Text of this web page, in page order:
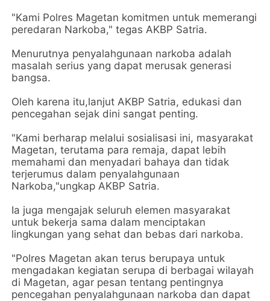
"Kami Polres Magetan komitmen untuk memerangi
peredaran Narkoba," tegas AKBP Satria.
Menurutnya penyalahgunaan narkoba adalah
masalah serius yang dapat merusak generasi
bangsa.
Oleh karena itu,lanjut AKBP Satria, edukasi dan
pencegahan sejak dini sangat penting.
"Kami berharap melalui sosialisasi ini, masyarakat
Magetan, terutama para remaja, dapat lebih
memahami dan menyadari bahaya dan tidak
terjerumus dalam penyalahgunaan
Narkoba,"ungkap AKBP Satria.
Ia juga mengajak seluruh elemen masyarakat
untuk bekerja sama dalam menciptakan
lingkungan yang sehat dan bebas dari narkoba.
"Polres Magetan akan terus berupaya untuk
mengadakan kegiatan serupa di berbagai wilayah
di Magetan, agar pesan tentang pentingnya
pencegahan penyalahgunaan narkoba dan dapat